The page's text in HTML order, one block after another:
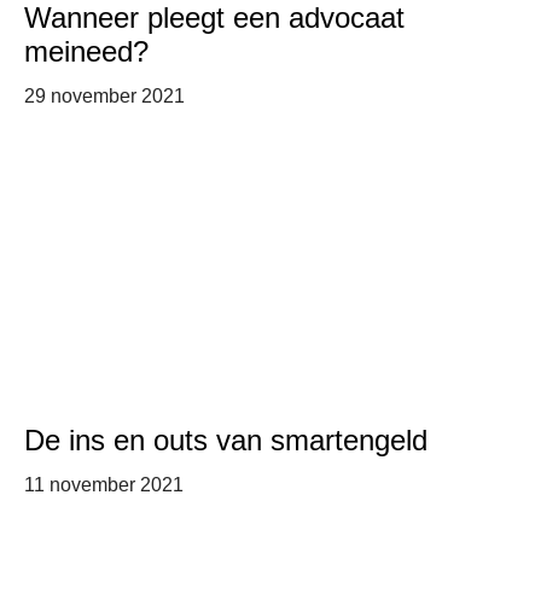
Wanneer pleegt een advocaat
meineed?
29 november 2021
De ins en outs van smartengeld
11 november 2021